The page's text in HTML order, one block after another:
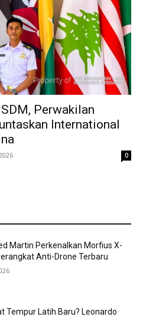
Perwakilan
International
0
Martin Perkenalkan Morfius X-
Anti-Drone Terbaru
Tempur Latih Baru? Leonardo